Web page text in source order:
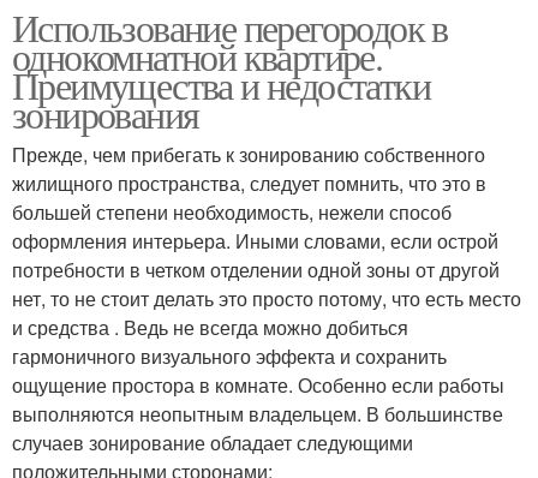
Использование перегородок в
однокомнатной квартире.
Преимущества и недостатки
зонирования
Прежде, чем прибегать к зонированию собственного
жилищного пространства, следует помнить, что это в
большей степени необходимость, нежели способ
оформления интерьера. Иными словами, если острой
потребности в четком отделении одной зоны от другой
нет, то не стоит делать это просто потому, что есть место
и средства . Ведь не всегда можно добиться
гармоничного визуального эффекта и сохранить
ощущение простора в комнате. Особенно если работы
выполняются неопытным владельцем. В большинстве
случаев зонирование обладает следующими
положительными сторонами: